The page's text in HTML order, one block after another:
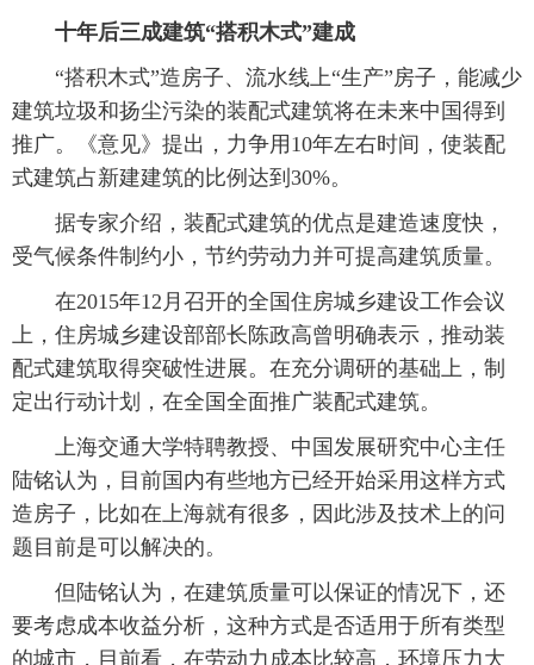
十年后三成建筑“搭积木式”建成
“搭积木式”造房子、流水线上“生产”房子，能减少
建筑垃圾和扬尘污染的装配式建筑将在未来中国得到
推广。《意见》提出，力争用10年左右时间，使装配
式建筑占新建建筑的比例达到30%。
据专家介绍，装配式建筑的优点是建造速度快，
受气候条件制约小，节约劳动力并可提高建筑质量。
在2015年12月召开的全国住房城乡建设工作会议
上，住房城乡建设部部长陈政高曾明确表示，推动装
配式建筑取得突破性进展。在充分调研的基础上，制
定出行动计划，在全国全面推广装配式建筑。
上海交通大学特聘教授、中国发展研究中心主任
陆铭认为，目前国内有些地方已经开始采用这样方式
造房子，比如在上海就有很多，因此涉及技术上的问
题目前是可以解决的。
但陆铭认为，在建筑质量可以保证的情况下，还
要考虑成本收益分析，这种方式是否适用于所有类型
的城市，目前看，在劳动力成本比较高，环境压力大